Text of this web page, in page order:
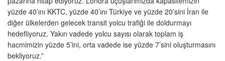
yüzde 40’ını KKTC, yüzde 40’ını Türkiye ve yüzde 20’sini İran ile
diğer ülkelerden gelecek transit yolcu trafiği ile doldurmayı
hedefliyoruz. Yakın vadede yolcu sayısı olarak toplam iş
hacmimizin yüzde 5’ini, orta vadede ise yüzde 7’sini oluşturmasını
bekliyoruz.”